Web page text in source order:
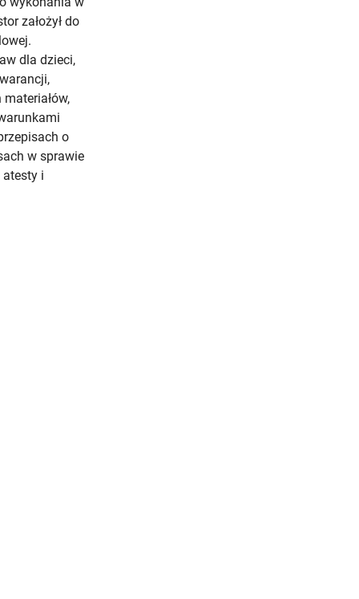
założył do
dla dzieci,
o
w sprawie
i